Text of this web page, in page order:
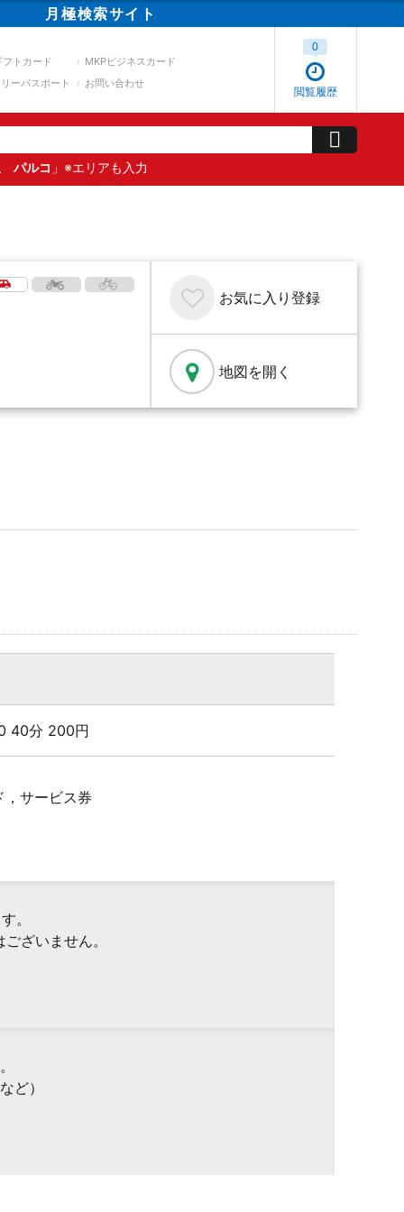
月極検索サイト
フトカード
MKPビジネスカード
ーパスポート
お問い合わせ
閲覧履歴
0
パルコ 」※エリアも入力
お気に入り 登録
地図を開く
40分 200円
サービス券
。
ざいません。
ど）